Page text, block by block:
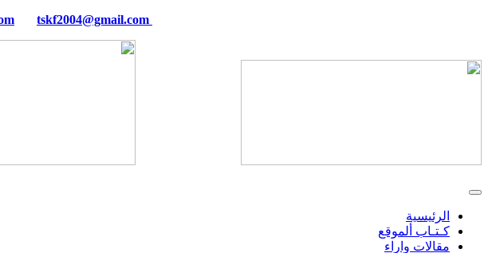
tskf2004@gmail.com
الرئيسية
كـتـاب ألموقع
مقالات واراء